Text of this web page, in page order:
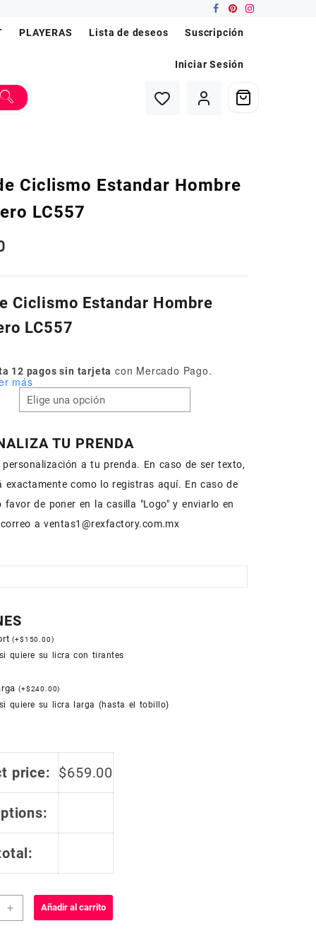
PLAYERAS Lista de deseos Suscripción
Iniciar Sesión
Ciclismo Estandar Hombre
LC557
Ciclismo Estandar Hombre
LC557
12 pagos sin tarjeta con Mercado Pago.
más
TU PRENDA
personalización a tu prenda. En caso de ser texto,
exactamente como lo registras aquí. En caso de
favor de poner en la casilla "Logo" y enviarlo en
a ventas1@rexfactory.com.mx
(+$150.00)
quiere su licra con tirantes
(+$240.00)
quiere su licra larga (hasta el tobillo)
price: $659.00
+ Añadir al carrito